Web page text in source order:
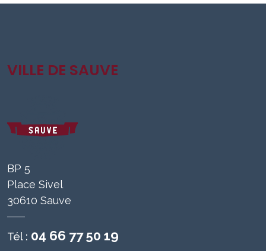
VILLE DE SAUVE
BP 5
Place Sivel
30610 Sauve
Tél : 04 66 77 50 19